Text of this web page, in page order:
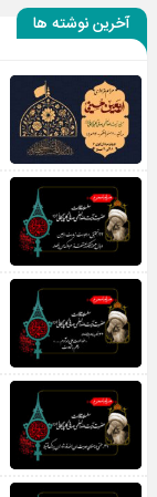
آخرین نوشته ها